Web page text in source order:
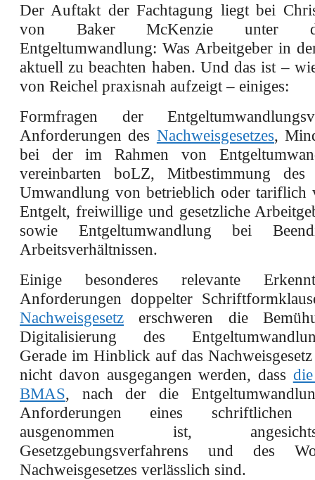
Der Auftakt der Fachtagung liegt bei
von Baker McKenzie unter
Entgeltumwandlung: Was Arbeitgeber in
aktuell zu beachten haben. Und das ist –
von Reichel praxisnah aufzeigt – einiges:
Formfragen der
Anforderungen des Nachweisgesetzes,
bei der im Rahmen von
vereinbarten boLZ, Mitbestimmung des
Umwandlung von betrieblich oder tariflich
Entgelt, freiwillige und gesetzliche
sowie Entgeltumwandlung bei
Arbeitsverhältnissen.
Einige besonderes relevante
Anforderungen doppelter
Nachweisgesetz erschweren die
Digitalisierung des
Gerade im Hinblick auf das
nicht davon ausgegangen werden, dass
BMAS, nach der die
Anforderungen eines schriftlichen
ausgenommen ist,
Gesetzgebungsverfahrens und des
Nachweisgesetzes verlässlich sind.